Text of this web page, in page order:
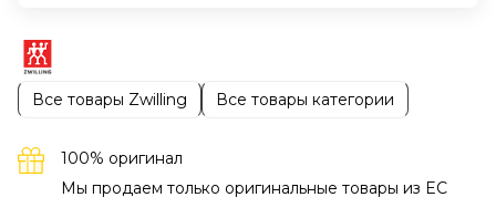
Все товары Zwilling Все товары категории
100% оригинал
Мы продаем только оригинальные товары из EC